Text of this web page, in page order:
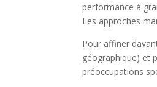
performance à
Les approches
Pour affiner
géographique) et
préoccupations